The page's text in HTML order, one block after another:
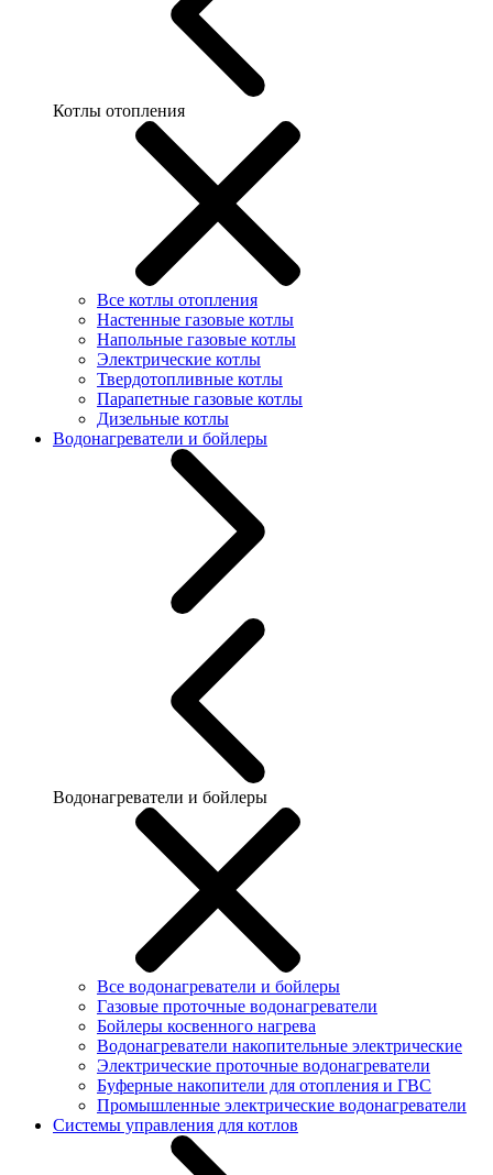
Котлы отопления
Все котлы отопления
Настенные газовые котлы
Напольные газовые котлы
Электрические котлы
Твердотопливные котлы
Парапетные газовые котлы
Дизельные котлы
Водонагреватели и бойлеры
Водонагреватели и бойлеры
Все водонагреватели и бойлеры
Газовые проточные водонагреватели
Бойлеры косвенного нагрева
Водонагреватели накопительные электрические
Электрические проточные водонагреватели
Буферные накопители для отопления и ГВС
Промышленные электрические водонагреватели
Системы управления для котлов